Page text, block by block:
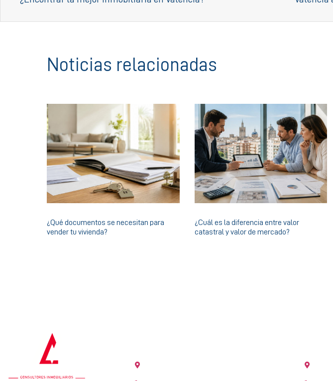
Noticias relacionadas
¿Qué documentos se necesitan para
vender tu vivienda?
¿Cuál es la diferencia entre valor
catastral y valor de mercado?